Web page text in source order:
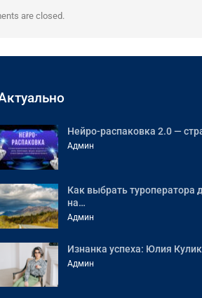
are closed.
Нейро-распаковка 2.0 —
Админ
Как выбрать туроператора
на…
Админ
Изнанка успеха: Юлия
Админ